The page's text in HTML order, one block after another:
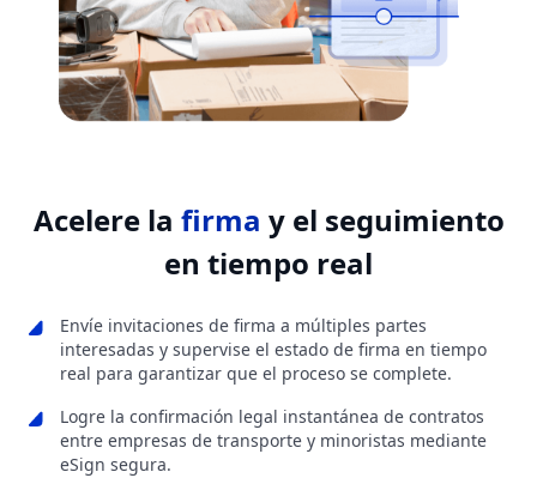
Acelere la firma y el seguimiento
en tiempo real
Envíe invitaciones de firma a múltiples partes
interesadas y supervise el estado de firma en tiempo
real para garantizar que el proceso se complete.
Logre la confirmación legal instantánea de contratos
entre empresas de transporte y minoristas mediante
eSign segura.